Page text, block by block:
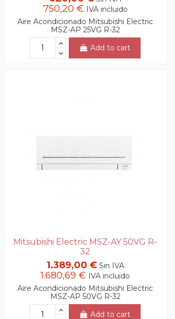
750,20 € IVA incluido
Aire Acondicionado Mitsubishi Electric
MSZ-AP 25VG R-32
Add to cart
Mitsubishi Electric MSZ-AY 50VG R-
32
1.389,00 € Sin IVA
1.680,69 € IVA incluido
Aire Acondicionado Mitsubishi Electric
MSZ-AP 50VG R-32
Add to cart